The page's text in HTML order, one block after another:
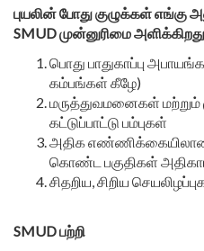
புயலின் போது குழுக்கள் எங்கு
SMUD முன்னுரிமை
பொது பாதுகாப்பு
கம்பங்கள் கீழே)
மருத்துவமனைகள்
கட்டுப்பாட்டு பம்புகள்
அதிக
கொண்ட பகுதிகள்
சிதறிய, சிறிய
SMUD பற்றி